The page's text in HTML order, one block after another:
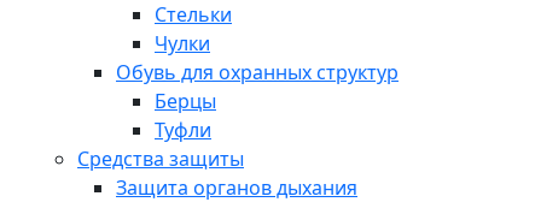
Стельки
Чулки
Обувь для охранных структур
Берцы
Туфли
Средства защиты
Защита органов дыхания